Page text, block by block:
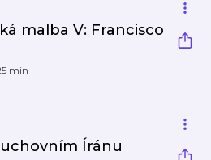
malba V: Francisco
min
Íránu